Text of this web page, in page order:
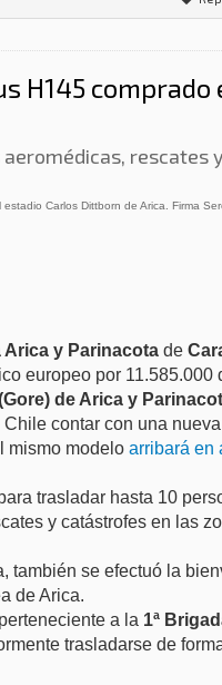
H145 comprado
rescates y
Carlos Dittborn de Arica. Firma
Arica y Parinacota de
europeo por 11.585.000
de Arica y
contar con una nueva
mismo modelo arribará en
trasladar hasta 10
y catástrofes en las
también se efectuó la
de Arica.
a la 1ª
trasladarse de